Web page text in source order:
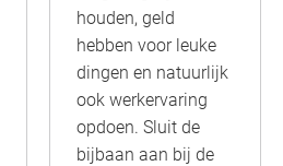
houden, geld
hebben voor leuke
dingen en natuurlijk
ook werkervaring
opdoen. Sluit de
bijbaan aan bij de